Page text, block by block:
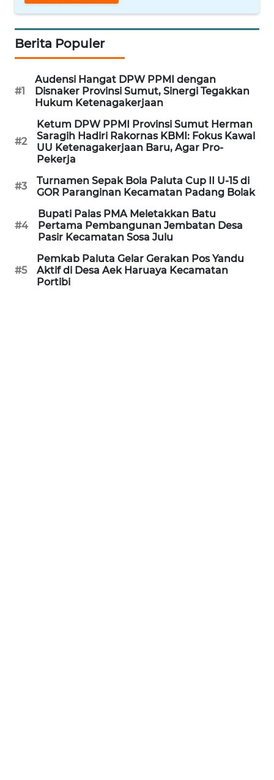
Berita Populer
#1
Audensi Hangat DPW PPMI dengan
Disnaker Provinsi Sumut, Sinergi Tegakkan
Hukum Ketenagakerjaan
#2
Ketum DPW PPMI Provinsi Sumut Herman
Saragih Hadiri Rakornas KBMI: Fokus Kawal
UU Ketenagakerjaan Baru, Agar Pro-
Pekerja
#3
Turnamen Sepak Bola Paluta Cup II U-15 di
GOR Paranginan Kecamatan Padang Bolak
#4
Bupati Palas PMA Meletakkan Batu
Pertama Pembangunan Jembatan Desa
Pasir Kecamatan Sosa Julu
#5
Pemkab Paluta Gelar Gerakan Pos Yandu
Aktif di Desa Aek Haruaya Kecamatan
Portibi
WAHANA
WAHANA
KONSUMEN
WAHANA
WAHANA
WAHANA